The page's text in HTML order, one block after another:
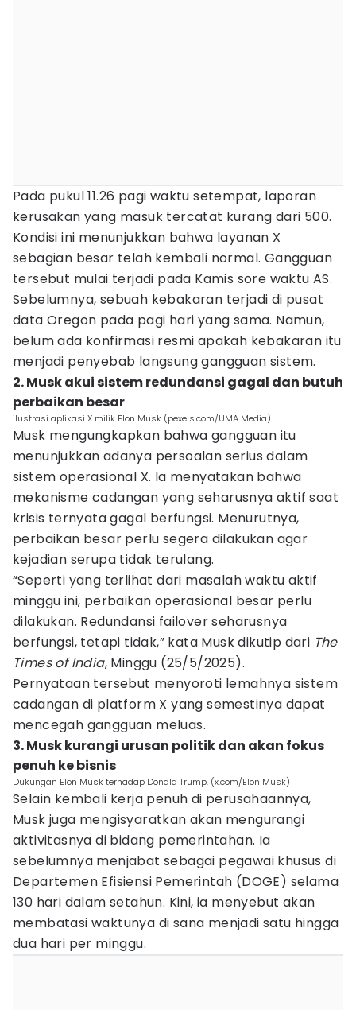
Pada pukul 11.26 pagi waktu setempat, laporan
kerusakan yang masuk tercatat kurang dari 500.
Kondisi ini menunjukkan bahwa layanan X
sebagian besar telah kembali normal. Gangguan
tersebut mulai terjadi pada Kamis sore waktu AS.
Sebelumnya, sebuah kebakaran terjadi di pusat
data Oregon pada pagi hari yang sama. Namun,
belum ada konfirmasi resmi apakah kebakaran itu
menjadi penyebab langsung gangguan sistem.
2. Musk akui sistem redundansi gagal dan butuh
perbaikan besar
ilustrasi aplikasi X milik Elon Musk (pexels.com/UMA Media)
Musk mengungkapkan bahwa gangguan itu
menunjukkan adanya persoalan serius dalam
sistem operasional X. Ia menyatakan bahwa
mekanisme cadangan yang seharusnya aktif saat
krisis ternyata gagal berfungsi. Menurutnya,
perbaikan besar perlu segera dilakukan agar
kejadian serupa tidak terulang.
“Seperti yang terlihat dari masalah waktu aktif
minggu ini, perbaikan operasional besar perlu
dilakukan. Redundansi failover seharusnya
berfungsi, tetapi tidak,” kata Musk dikutip dari The
Times of India, Minggu (25/5/2025).
Pernyataan tersebut menyoroti lemahnya sistem
cadangan di platform X yang semestinya dapat
mencegah gangguan meluas.
3. Musk kurangi urusan politik dan akan fokus
penuh ke bisnis
Dukungan Elon Musk terhadap Donald Trump. (x.com/Elon Musk)
Selain kembali kerja penuh di perusahaannya,
Musk juga mengisyaratkan akan mengurangi
aktivitasnya di bidang pemerintahan. Ia
sebelumnya menjabat sebagai pegawai khusus di
Departemen Efisiensi Pemerintah (DOGE) selama
130 hari dalam setahun. Kini, ia menyebut akan
membatasi waktunya di sana menjadi satu hingga
dua hari per minggu.